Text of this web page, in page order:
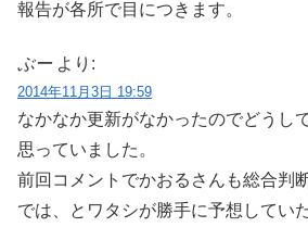
報告が各所で目につきます。
ぶー より:
2014年11月3日 19:59
なかなか更新がなかったのでどうし
思っていました。
前回コメントでかおるさんも総合判
では、とワタシが勝手に予想してい